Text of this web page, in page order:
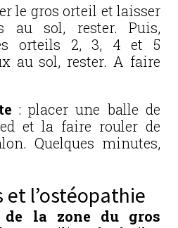
le gros orteil et laisser
au sol, rester. Puis,
orteils 2, 3, 4 et 5
au sol, rester. A faire
: placer une balle de
et la faire rouler de
Quelques minutes,
et l’ostéopathie
de la zone du gros